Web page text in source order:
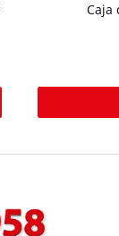
Caja